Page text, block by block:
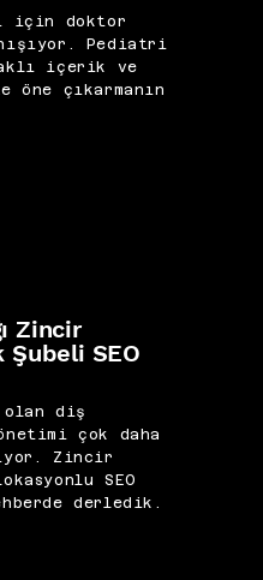
için doktor
Pediatri
içerik ve
çıkarmanın
Zincir
SEO
olan diş
çok daha
Zincir
SEO
derledik.